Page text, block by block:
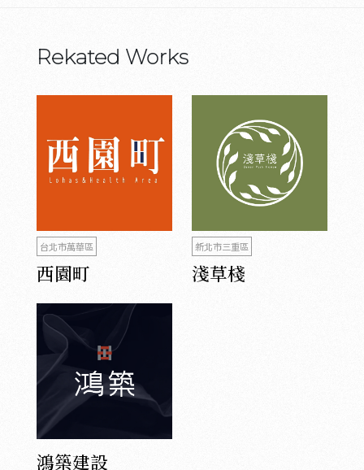
Rekated Works
台北市萬華區
西園町
新北市三重區
淺草棧
鴻築建設